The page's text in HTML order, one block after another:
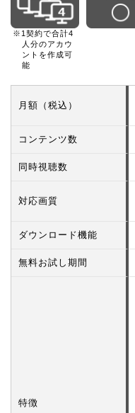
※1契約で合計4
人分のアカウ
ントを作成可
能
月額（税込）
コンテンツ数
同時視聴数
対応画質
ダウンロード機能
無料お試し期間
特徴